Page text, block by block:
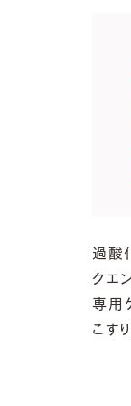
過酸
クエ
専用
こす